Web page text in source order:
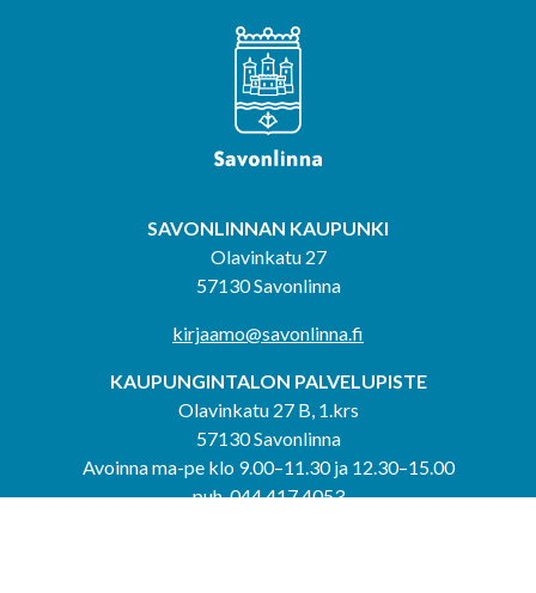
SAVONLINNAN KAUPUNKI
Olavinkatu 27
57130 Savonlinna
kirjaamo@savonlinna.fi
KAUPUNGINTALON PALVELUPISTE
Olavinkatu 27 B, 1.krs
57130 Savonlinna
Avoinna ma-pe klo 9.00–11.30 ja 12.30–15.00
puh. 044 417 4053